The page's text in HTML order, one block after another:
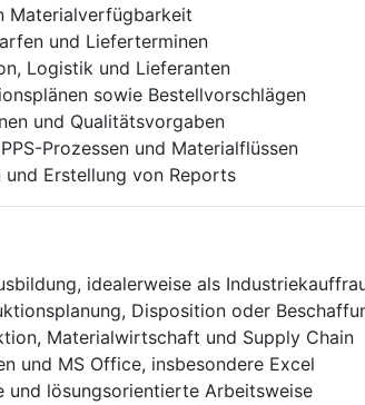
Materialverfügbarkeit
und Lieferterminen
Logistik und Lieferanten
sowie Bestellvorschlägen
und Qualitätsvorgaben
Prozessen und Materialflüssen
Erstellung von Reports
idealerweise als
Disposition oder
Materialwirtschaft und Supply Chain
und MS Office, insbesondere Excel
lösungsorientierte Arbeitsweise